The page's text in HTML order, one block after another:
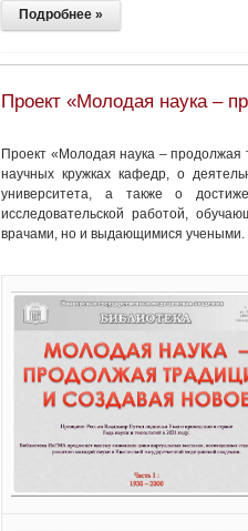
Подробнее »
Проект «Молодая наука –
Проект «Молодая наука – продолжая
научных кружках кафедр, о
университета, а также о
исследовательской работой,
врачами, но и выдающимися учеными.